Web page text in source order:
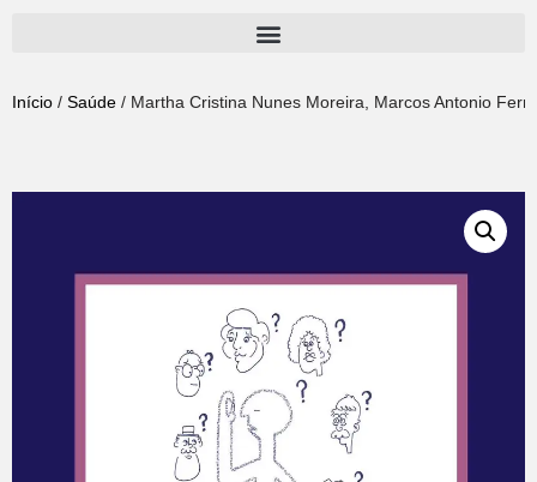
para
Início / Saúde / Martha Cristina Nunes Moreira, Marcos Antonio